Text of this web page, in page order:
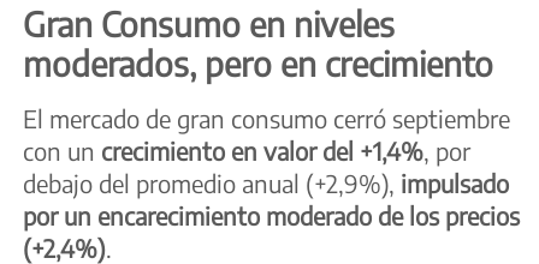
Gran Consumo en niveles
moderados, pero en crecimiento
El mercado de gran consumo cerró septiembre
con un crecimiento en valor del +1,4% , por
debajo del promedio anual (+2,9%), impulsado
por un encarecimiento moderado de los precios
(+2,4%)